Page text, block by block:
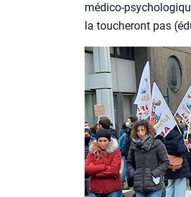
médi­co-
la tou­che­ront pas